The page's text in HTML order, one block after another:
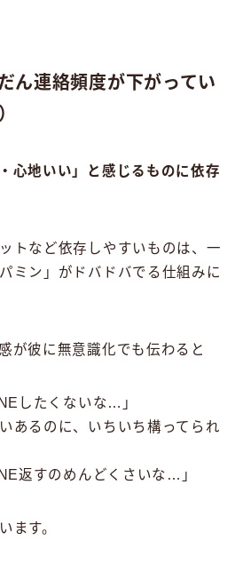
ん連絡頻度が下がってい
心地いい」と感じるものに依存
トなど依存しやすいものは、一
ミン」がドバドバでる仕組みに
が彼に無意識化でも伝わると
したくないな…」
あるのに、いちいち構ってられ
返すのめんどくさいな…」
ます。